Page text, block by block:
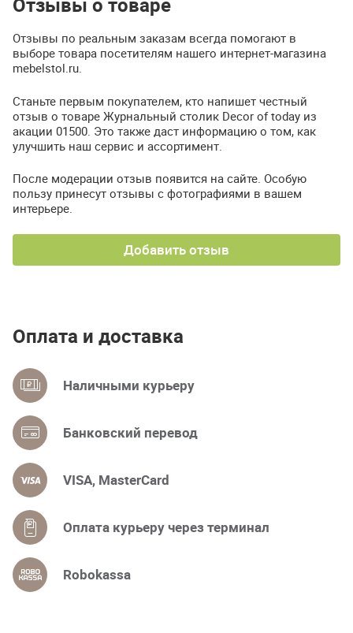
Отзывы по реальным заказам всегда помогают в
выборе товара посетителям нашего интернет-магазина
mebelstol.ru.
Станьте первым покупателем, кто напишет честный
отзыв о товаре Журнальный столик Decor of today из
акации 01500. Это также даст информацию о том, как
улучшить наш сервис и ассортимент.
После модерации отзыв появится на сайте. Особую
пользу принесут отзывы с фотографиями в вашем
интерьере.
Добавить отзыв
Оплата и доставка
Наличными курьеру
Банковский перевод
VISA, MasterCard
Оплата курьеру через терминал
Robokassa